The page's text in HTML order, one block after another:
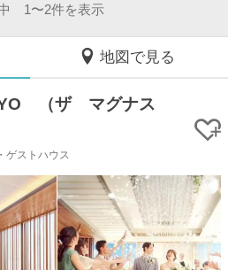
1〜2件を表示
地図で見る
（ザ マグナス
ゲストハウス